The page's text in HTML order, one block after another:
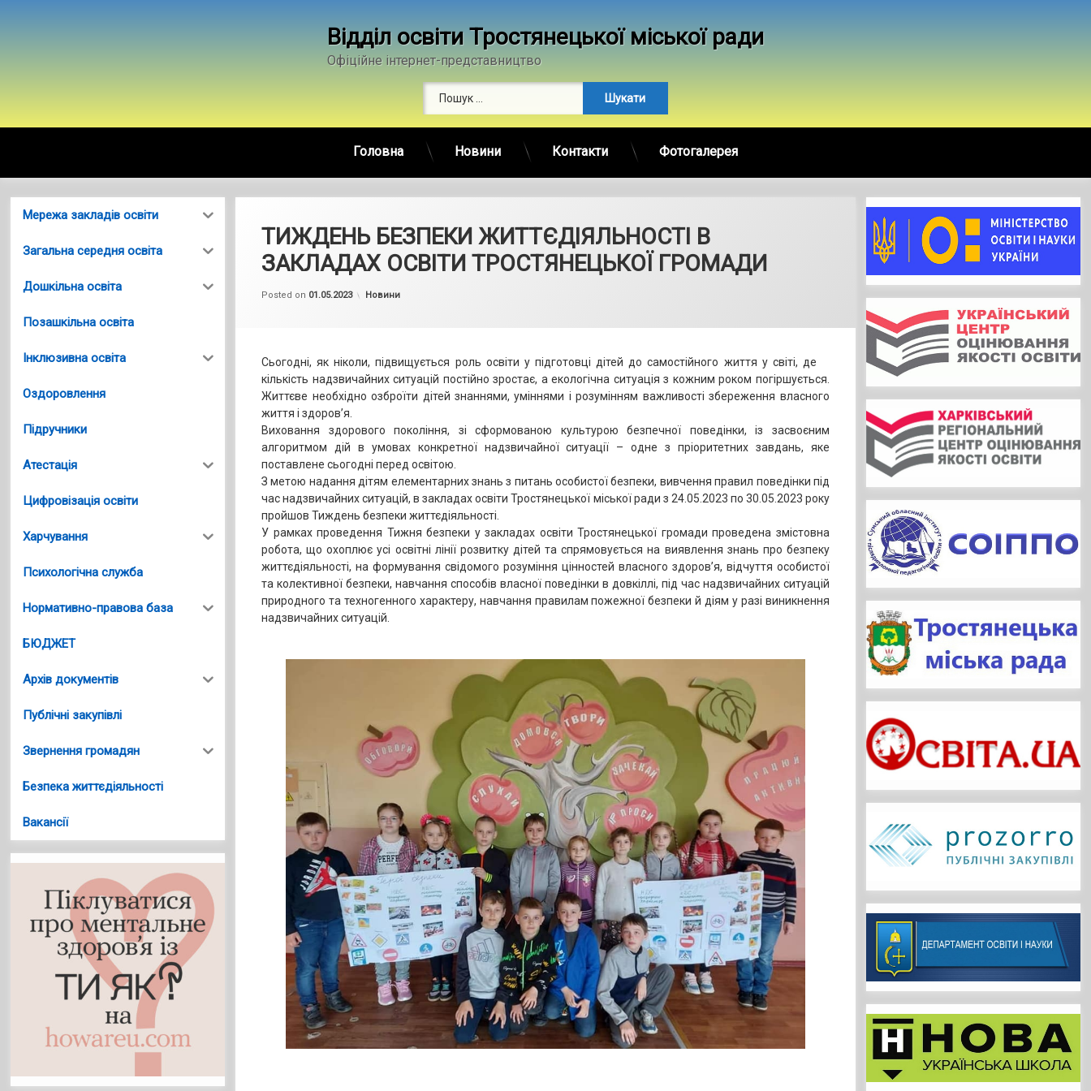
Відділ освіти Тростянецької міської ради
Офіційне інтернет-представництво
Пошук:
Головна Новини Контакти Фотогалерея
ТИЖДЕНЬ БЕЗПЕКИ ЖИТТЄДІЯЛЬНОСТІ В
ЗАКЛАДАХ ОСВІТИ ТРОСТЯНЕЦЬКОЇ ГРОМАДИ
Posted on 01.05.2023
by
Categories:
Новини
Сьогодні, як ніколи, підвищується роль освіти у підготовці дітей до самостійного життя у світі, де
кількість надзвичайних ситуацій постійно зростає, а екологічна ситуація з кожним роком погіршується.
Життєве необхідно озброїти дітей знаннями, уміннями і розумінням важливості збереження власного
життя і здоров’я.
Виховання здорового покоління, зі сформованою культурою безпечної поведінки, із засвоєним
алгоритмом дій в умовах конкретної надзвичайної ситуації – одне з пріоритетних завдань, яке
поставлене сьогодні перед освітою.
З метою надання дітям елементарних знань з питань особистої безпеки, вивчення правил поведінки під
час надзвичайних ситуацій, в закладах освіти Тростянецької міської ради з 24.05.2023 по 30.05.2023 року
пройшов Тиждень безпеки життєдіяльності.
У рамках проведення Тижня безпеки у закладах освіти Тростянецької громади проведена змістовна
робота, що охоплює усі освітні лінії розвитку дітей та спрямовується на виявлення знань про безпеку
життєдіяльності, на формування свідомого розуміння цінностей власного здоров’я, відчуття особистої
та колективної безпеки, навчання способів власної поведінки в довкіллі, під час надзвичайних ситуацій
природного та техногенного характеру, навчання правилам пожежної безпеки й діям у разі виникнення
надзвичайних ситуацій.
Мережа закладів освіти
Загальна середня освіта
Дошкільна освіта
Позашкільна освіта
Інклюзивна освіта
Оздоровлення
Підручники
Атестація
Цифровізація освіти
Харчування
Психологічна служба
Нормативно-правова база
БЮДЖЕТ
Архів документів
Публічні закупівлі
Звернення громадян
Безпека життєдіяльності
Вакансії